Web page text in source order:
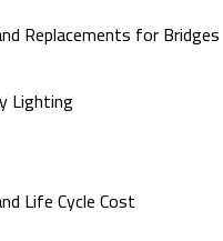
Replacements for Bridges
Lighting
Life Cycle Cost